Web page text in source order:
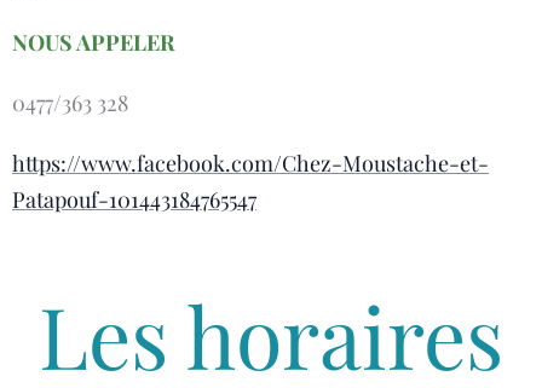
NOUS APPELER
0477/363 328
https://www.facebook.com/Chez-Moustache-et-
Patapouf-101443184765547
Les horaires